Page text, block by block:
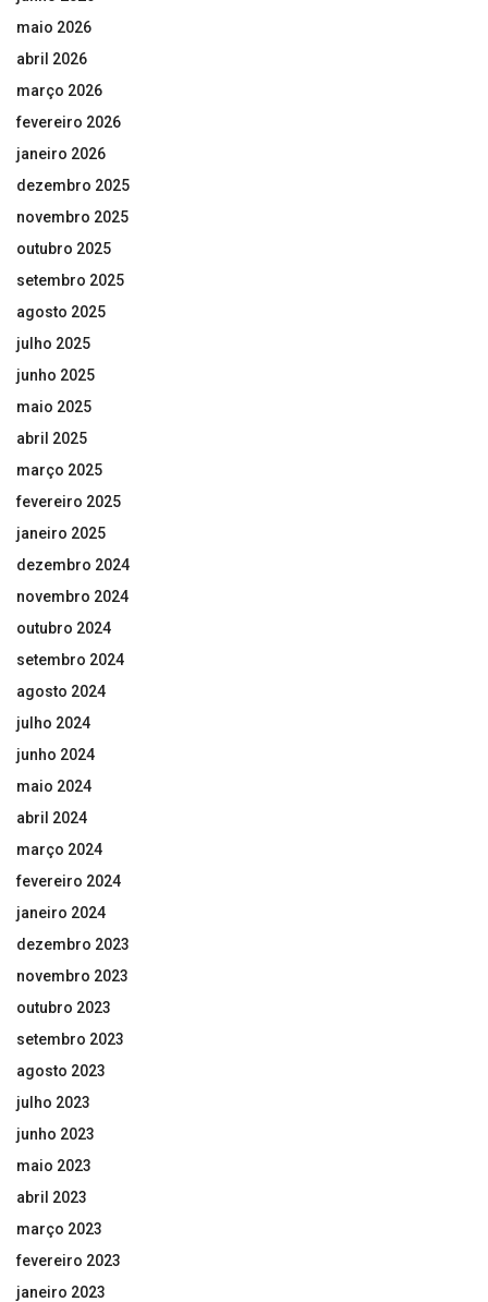
maio 2026
abril 2026
março 2026
fevereiro 2026
janeiro 2026
dezembro 2025
novembro 2025
outubro 2025
setembro 2025
agosto 2025
julho 2025
junho 2025
maio 2025
abril 2025
março 2025
fevereiro 2025
janeiro 2025
dezembro 2024
novembro 2024
outubro 2024
setembro 2024
agosto 2024
julho 2024
junho 2024
maio 2024
abril 2024
março 2024
fevereiro 2024
janeiro 2024
dezembro 2023
novembro 2023
outubro 2023
setembro 2023
agosto 2023
julho 2023
junho 2023
maio 2023
abril 2023
março 2023
fevereiro 2023
janeiro 2023